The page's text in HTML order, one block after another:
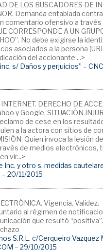
DE LOS BUSCADORES DE
Demanda entablada
comentario ofensivo a través
CORRESPONDE A UN
No debe exigirse la
asociados a la persona
del accionante ...>
s/ Daños y perjuicios” –
DERECHO DE
y Google. SITUACIÓN
de cese en los
a la actora con sitios de
Quien invoca la lesión
de medios electrónicos,
vir...>
Inc. y otro s. medidas
20/11/2015
Vigencia. Validez.
al régimen de
que resultó
S.R.L. c/Cerqueiro Vazquez
– 29/10/2015